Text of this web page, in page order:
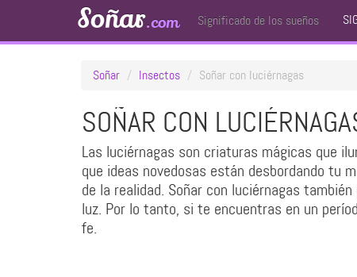
Soñar.com Significado de los sueños
Soñar Insectos Soñar con luciérnagas
SOÑAR CON
Las luciérnagas son criaturas mágicas que
que ideas novedosas están desbordando tu
de la realidad. Soñar con luciérnagas
luz. Por lo tanto, si te encuentras en un
fe.